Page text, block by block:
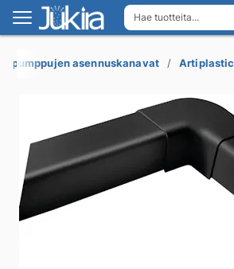
Hae tuotteita...
Siirry
navigointiin
Siirry
sisältöön
asennuskanavat Artiplastic